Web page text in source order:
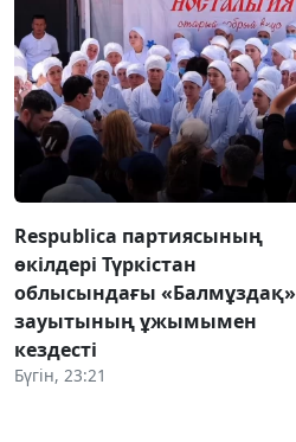
Respublica партиясының
өкілдері Түркістан
облысындағы «Балмұздақ»
зауытының ұжымымен
кездесті
Бүгін, 23:21